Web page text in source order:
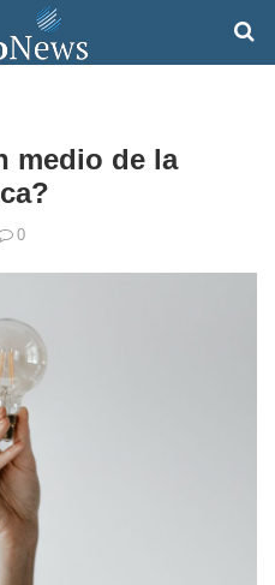
medio de la
0